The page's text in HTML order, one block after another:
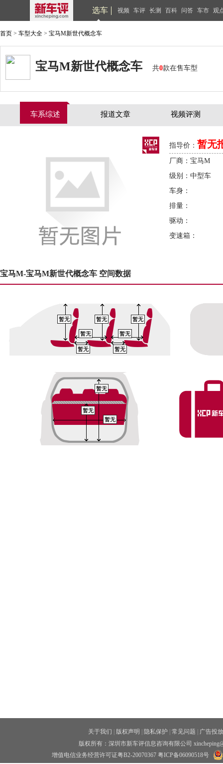
选车 视频 车评 长测 百科 问答 车市 观
首页 > 车型大全 > 宝马M新世代概念车
宝马M新世代概念车 共0款在售车型
车系综述 报道文章 视频评测
指导价： 暂无
厂商：宝马M
级别：中型车
车身：
排量：
驱动：
变速箱：
宝马M-宝马M新世代概念车 空间数据
暂无 暂无 暂无
暂无
暂无 暂无
暂无
暂无
暂无
暂无
关于我们 版权声明 隐私保护 常见问题
广告投放
版权所有：深圳市新车评信息咨询有限公司
增值电信业务经营许可证粤B2-20070367 粤ICP备06090518号